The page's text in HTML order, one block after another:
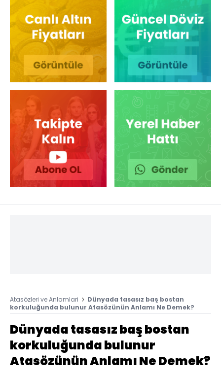
Atasözleri ve Anlamlari
Dünyada tasasız baş bostan
korkuluğunda bulunur Atasözünün Anlamı Ne Demek?
Dünyada tasasız baş bostan
korkuluğunda bulunur
Atasözünün Anlamı Ne Demek?